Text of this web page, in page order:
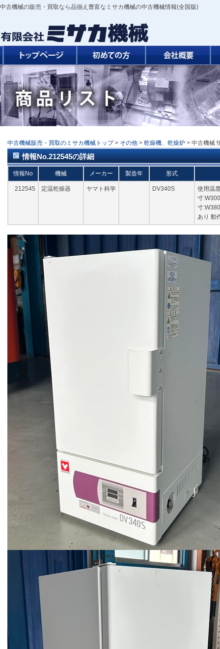
中古機械の販売・買取なら品揃え豊富なミサカ機械の中古機械情報(全国版)
中古機械販売・買取のミサカ機械トップ > その他 > 乾燥機、乾燥炉 > 中古機械
情報No.212545の詳細
情報No 機械 メーカー 製造年 形式
212545 定温乾燥器 ヤマト科学 DV340S
使用温
寸
寸
あり 動